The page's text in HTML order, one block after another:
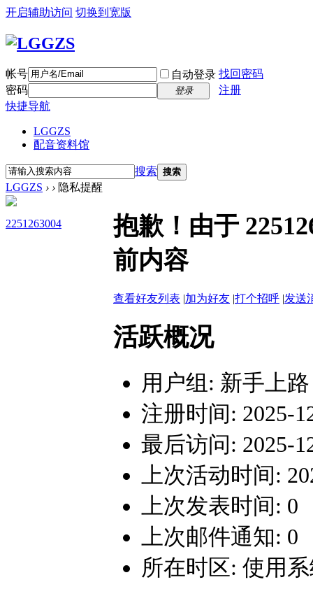
开启辅助访问 切换到宽版
帐号 自动登录 找回密码
密码
登录
注册
快捷导航
LGGZS
配音资料馆
搜索 搜索
LGGZS › › 隐私提醒
2251263004
抱歉！由于
前内容
查看好友列表 |加为好友 |打个招呼 |发送
活跃概况
用户组: 新手上路
注册时间: 2025-
最后访问: 2025-
上次活动时间:
上次发表时间: 0
上次邮件通知: 0
所在时区: 使用